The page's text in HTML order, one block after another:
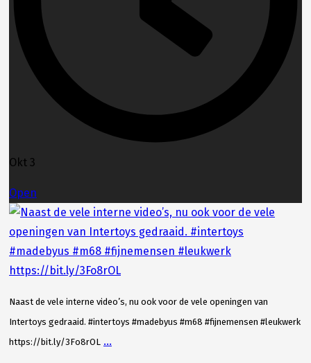
Okt 3
Open
Naast de vele interne video’s, nu ook voor de vele openingen van
Intertoys gedraaid. #intertoys #madebyus #m68 #fijnemensen #leukwerk
https://bit.ly/3Fo8rOL ...